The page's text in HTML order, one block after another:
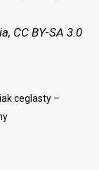
CC BY-SA 3.0
ceglasty –